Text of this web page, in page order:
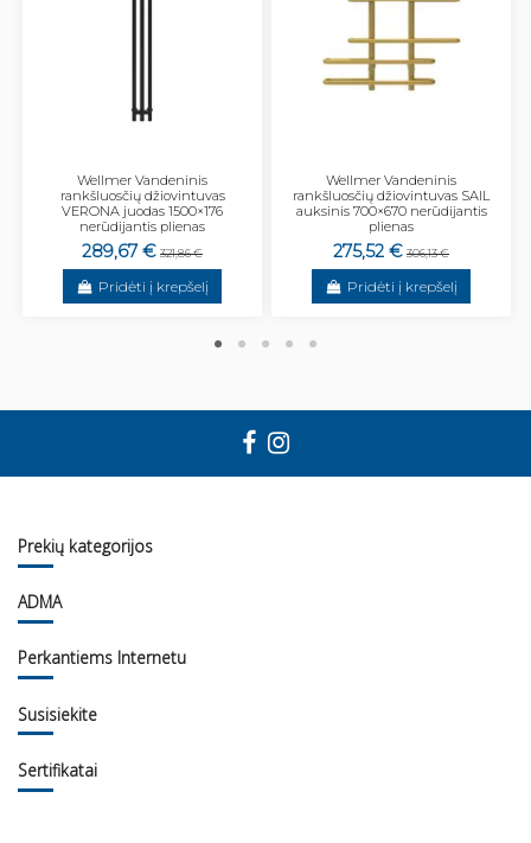
Wellmer Vandeninis
rankšluosčių džiovintuvas
VERONA juodas 1500×176
nerūdijantis plienas
289,67 € 321,86 €
Pridėti į krepšelį
Wellmer Vandeninis
rankšluosčių džiovintuvas SAIL
auksinis 700×670 nerūdijantis
plienas
275,52 € 306,13 €
Pridėti į krepšelį
Prekių kategorijos
ADMA
Perkantiems Internetu
Susisiekite
Sertifikatai